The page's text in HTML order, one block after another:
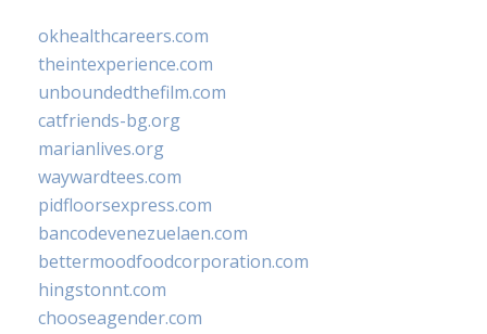
okhealthcareers.com
theintexperience.com
unboundedthefilm.com
catfriends-bg.org
marianlives.org
waywardtees.com
pidfloorsexpress.com
bancodevenezuelaen.com
bettermoodfoodcorporation.com
hingstonnt.com
chooseagender.com